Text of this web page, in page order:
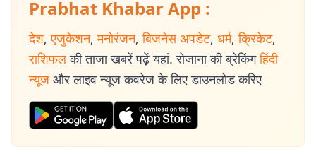
Prabhat Khabar App :
देश, एजुकेशन, मनोरंजन, बिजनेस अपडेट, धर्म, क्रिकेट,
राशिफल की ताजा खबरें पढ़ें यहां. रोजाना की ब्रेकिंग हिंदी
न्यूज और लाइव न्यूज कवरेज के लिए डाउनलोड करिए